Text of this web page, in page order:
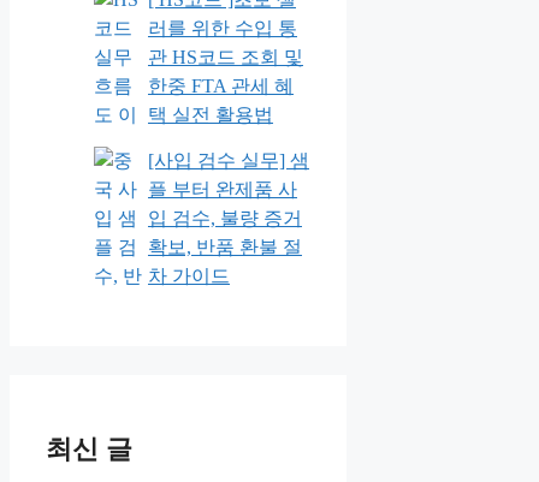
러를 위한 수입 통
관 HS코드 조회 및
한중 FTA 관세 혜
택 실전 활용법
[사입 검수 실무] 샘
플 부터 완제품 사
입 검수, 불량 증거
확보, 반품 환불 절
차 가이드
최신 글